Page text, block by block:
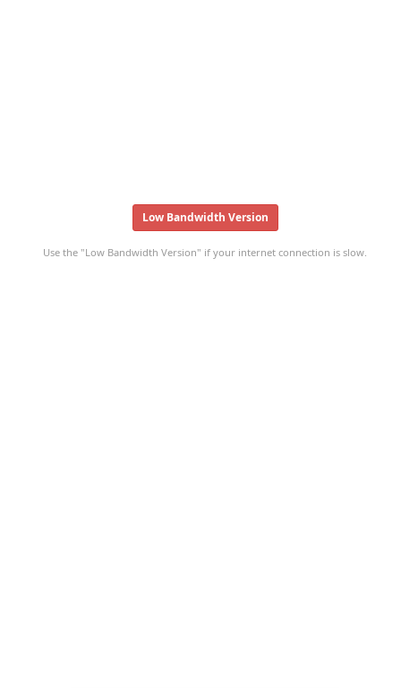
Low Bandwidth Version
Use the "Low Bandwidth Version" if your internet connection is slow.